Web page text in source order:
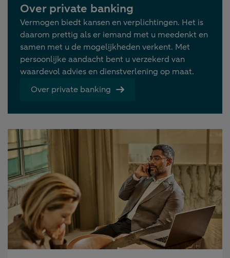
Over private banking
Vermogen biedt kansen en verplichtingen. Het is
daarom prettig als er iemand met u meedenkt en
samen met u de mogelijkheden verkent. Met
persoonlijke aandacht bent u verzekerd van
waardevol advies en dienstverlening op maat.
Over private banking